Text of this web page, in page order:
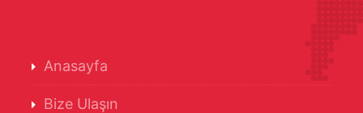
Anasayfa
Bize Ulaşın